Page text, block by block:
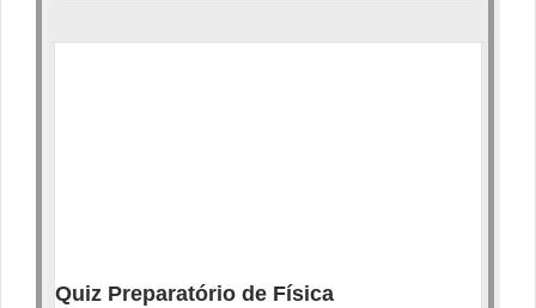
Quiz Preparatório de Física